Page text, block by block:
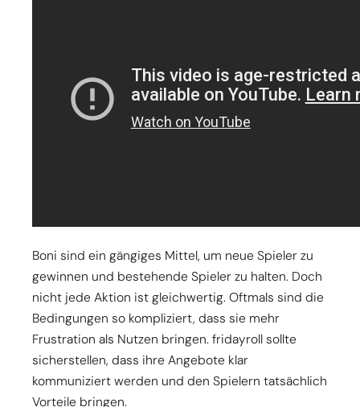
Boni sind ein gängiges Mittel, um neue Spieler zu
gewinnen und bestehende Spieler zu halten. Doch
nicht jede Aktion ist gleichwertig. Oftmals sind die
Bedingungen so kompliziert, dass sie mehr
Frustration als Nutzen bringen. fridayroll sollte
sicherstellen, dass ihre Angebote klar
kommuniziert werden und den Spielern tatsächlich
Vorteile bringen.